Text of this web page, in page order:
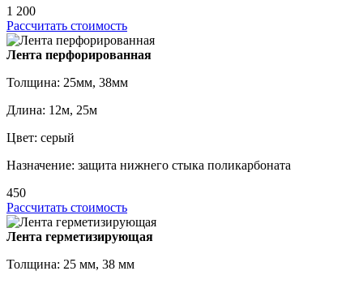
1 200
Рассчитать стоимость
Лента перфорированная
Толщина: 25мм, 38мм
Длина: 12м, 25м
Цвет: серый
Назначение: защита нижнего стыка поликарбоната
450
Рассчитать стоимость
Лента герметизирующая
Толщина: 25 мм, 38 мм